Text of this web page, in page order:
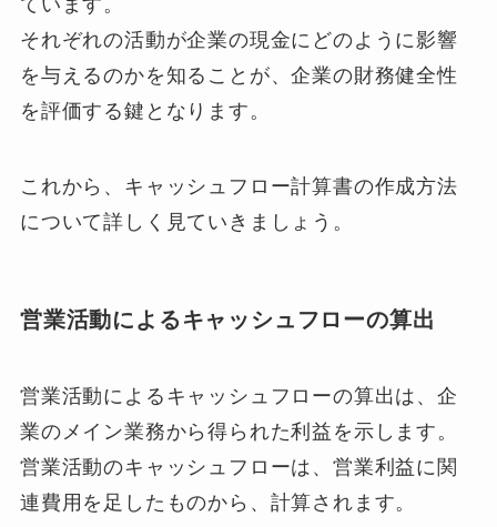
それぞれの活動が企業の現金にどのように影響
を与えるのかを知ることが、企業の財務健全性
を評価する鍵となります。
これから、キャッシュフロー計算書の作成方法
について詳しく見ていきましょう。
営業活動によるキャッシュフローの算出
営業活動によるキャッシュフローの算出は、企
業のメイン業務から得られた利益を示します。
営業活動のキャッシュフローは、営業利益に関
連費用を足したものから、計算されます。